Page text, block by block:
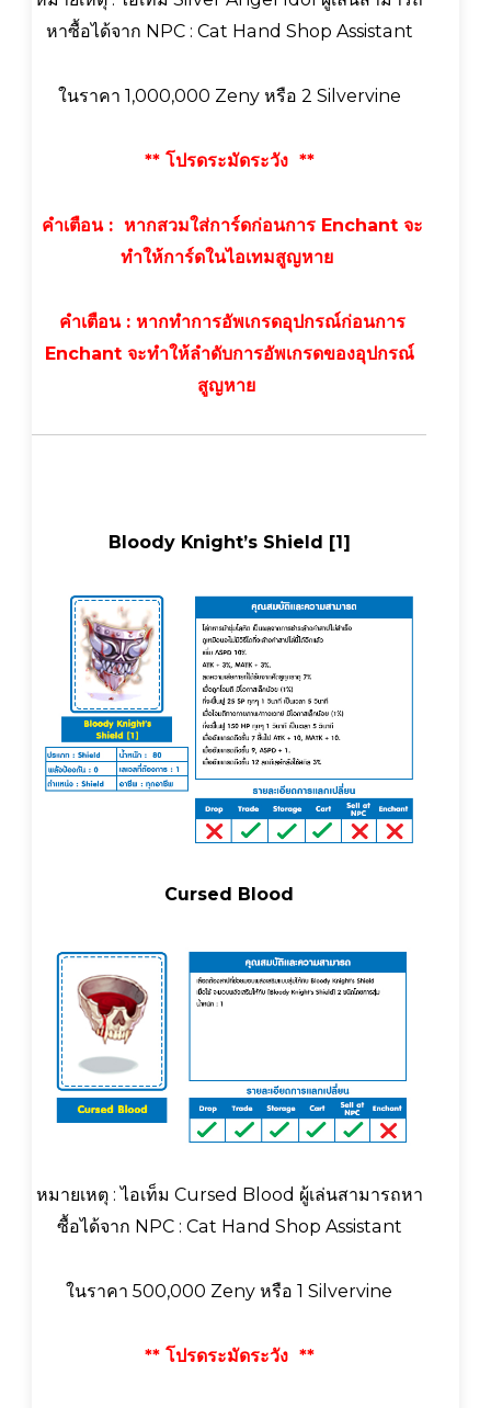
หาซื้อได้จาก NPC : Cat Hand Shop Assistant
ในราคา 1,000,000 Zeny หรือ 2 Silvervine
** โปรดระมัดระวัง **
คำเตือน : หากสวมใส่การ์ดก่อนการ Enchant จะ
ทำให้การ์ดในไอเทมสูญหาย
คำเตือน : หากทำการอัพเกรดอุปกรณ์ก่อนการ
Enchant จะทำให้ลำดับการอัพเกรดของอุปกรณ์
สูญหาย
Bloody Knight’s Shield [1]
Cursed Blood
หมายเหตุ : ไอเท็ม Cursed Blood ผู้เล่นสามารถหา
ซื้อได้จาก NPC : Cat Hand Shop Assistant
ในราคา 500,000 Zeny หรือ 1 Silvervine
** โปรดระมัดระวัง **